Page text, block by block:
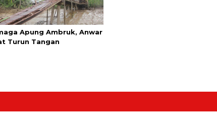
Apung Ambruk, Anwar
Turun Tangan